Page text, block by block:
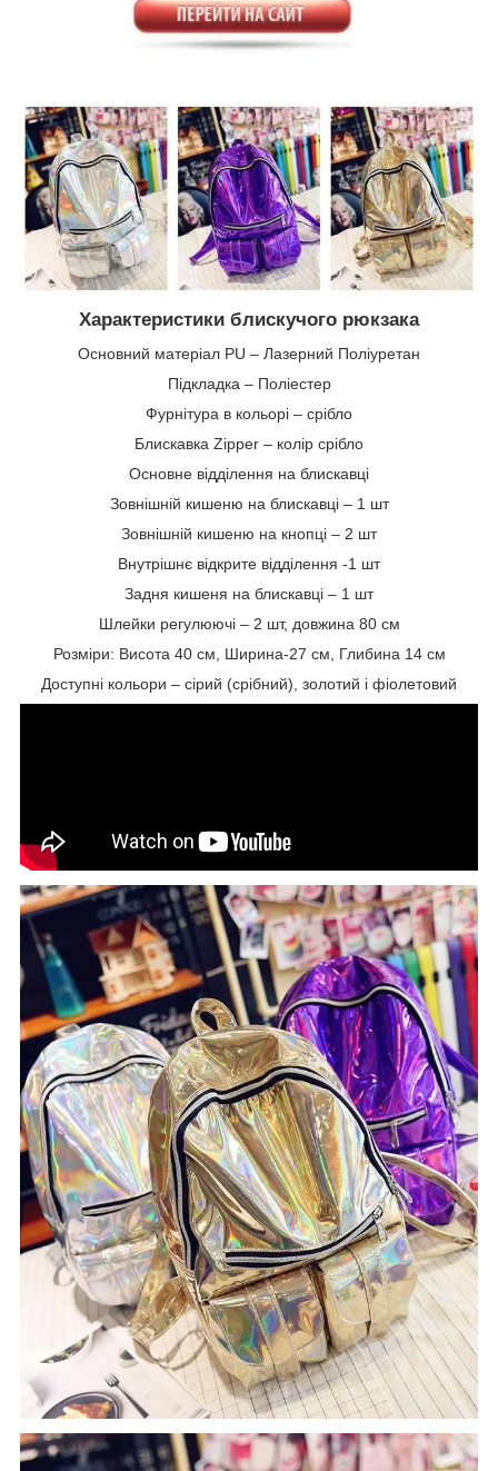
Характеристики блискучого рюкзака
Основний матеріал PU – Лазерний Поліуретан
Підкладка – Поліестер
Фурнітура в кольорі – срібло
Блискавка Zipper – колір срібло
Основне відділення на блискавці
Зовнішній кишеню на блискавці – 1 шт
Зовнішній кишеню на кнопці – 2 шт
Внутрішнє відкрите відділення -1 шт
Задня кишеня на блискавці – 1 шт
Шлейки регулюючі – 2 шт, довжина 80 см
Розміри: Висота 40 см, Ширина-27 см, Глибина 14 см
Доступні кольори – сірий (срібний), золотий і фіолетовий